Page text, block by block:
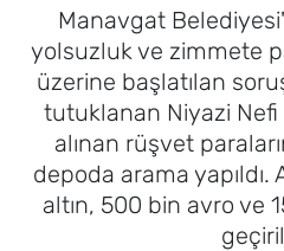
Manavgat
yolsuzluk ve zimmete
üzerine başlatılan
tutuklanan Niyazi Nefi
alınan rüşvet
depoda arama
altın, 500 bin avro ve